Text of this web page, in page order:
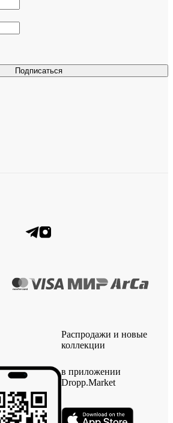
Подписаться
Распродажи и новые
коллекции
в приложении
Dropp.Market